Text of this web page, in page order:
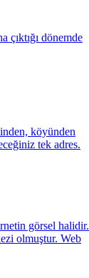
çıktığı dönemde
köyünden
tek adres.
görsel halidir.
olmuştur. Web